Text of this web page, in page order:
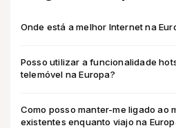
Onde está a melhor Internet na
Posso utilizar a funcionalidade
telemóvel na Europa?
Como posso manter-me ligado ao
existentes enquanto viajo na